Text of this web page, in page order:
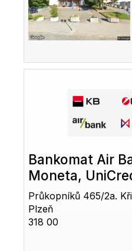
Bankomat Air
Moneta,
Průkopníků 465/2a.
Plzeň
318 00